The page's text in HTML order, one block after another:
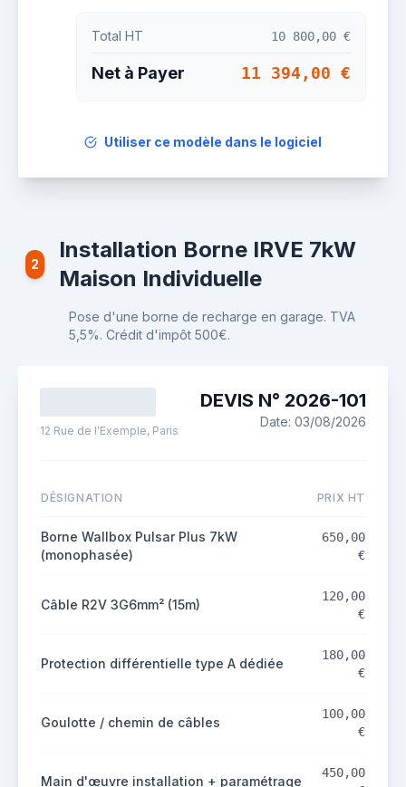
Total HT 10 800,00 €
Net à Payer 11 394,00 €
Utiliser ce modèle dans le logiciel
2
Installation Borne IRVE 7kW
Maison Individuelle
Pose d'une borne de recharge en garage. TVA
5,5%. Crédit d'impôt 500€.
12 Rue de l'Exemple, Paris
DEVIS N° 2026-101
Date: 03/08/2026
DÉSIGNATION PRIX HT
Borne Wallbox Pulsar Plus 7kW
(monophasée)
650,00
€
Câble R2V 3G6mm² (15m)
120,00
€
Protection différentielle type A dédiée
180,00
€
Goulotte / chemin de câbles
100,00
€
Main d'œuvre installation + paramétrage
450,00